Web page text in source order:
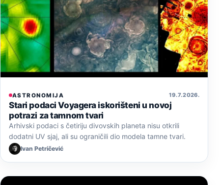
ASTRONOMIJA 19. 7. 2026.
Stari podaci Voyagera iskorišteni u novoj
potrazi za tamnom tvari
Arhivski podaci s četiriju divovskih planeta nisu otkrili
dodatni UV sjaj, ali su ograničili dio modela tamne tvari.
Ivan Petričević